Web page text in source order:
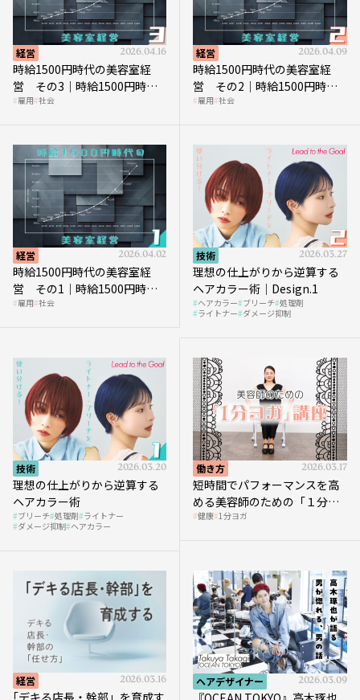
経営 2026.04.16
時給1500円時代の美容室経
営 その3｜時給1500円時
代、美容業はどのような影響
雇用 社会
経営 2026.04.09
時給1500円時代の美容室経
営 その2｜時給1500円時代
に支払う給与はいくらなのか
雇用 社会
経営 2026.04.02
時給1500円時代の美容室経
営 その1｜時給1500円時代
へ向かう社会的背景
雇用 社会
技術 2026.03.27
理想の仕上がりから逆算する
ヘアカラー術｜Design.1
ヘアカラー ブリーチ 処理剤
ライトナー ダメージ抑制
技術 2026.03.20
理想の仕上がりから逆算する
ヘアカラー術
ブリーチ 処理剤 ライトナー
ダメージ抑制 ヘアカラー
働き方 2026.03.17
短時間でパフォーマンスを高
める美容師のための「１分ヨ
ガ」講座｜実践編
健康 1分ヨガ
経営 2026.03.16
｢デキる店長・幹部」を育成す
ヘアデザイナー 2026.03.09